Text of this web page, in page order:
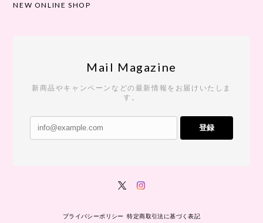
NEW ONLINE SHOP
Mail Magazine
新商品やキャンペーンなどの最新情報をお届けいたしま
す。
登録
プライバシーポリシー 特定商取引法に基づく表記